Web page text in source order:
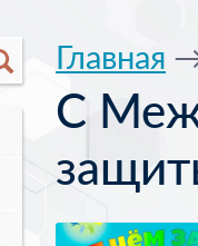
Главная
С